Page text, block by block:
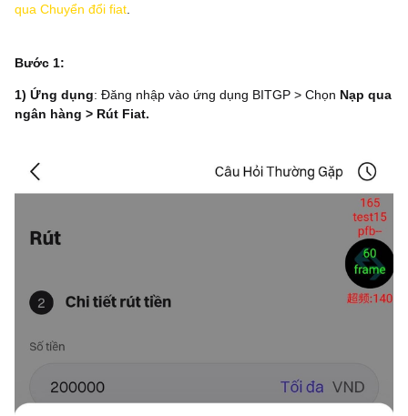
qua Chuyển đổi fiat
Bước 1:
1) Ứng dụng: Đăng nhập vào ứng dụng BITGP > Chọn Nạp qua
ngân hàng > Rút Fiat.